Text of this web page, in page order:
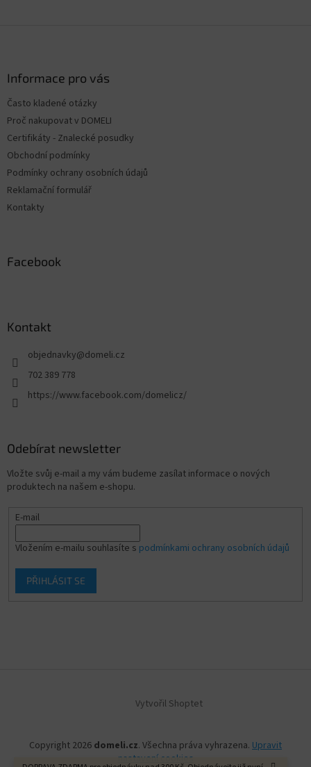
Informace pro vás
Často kladené otázky
Proč nakupovat v DOMELI
Certifikáty - Znalecké posudky
Obchodní podmínky
Podmínky ochrany osobních údajů
Reklamační formulář
Kontakty
Facebook
Kontakt
objednavky@domeli.cz
702 389 778
https://www.facebook.com/domelicz/
Odebírat newsletter
Vložte svůj e-mail a my vám budeme zasílat informace o nových
produktech na našem e-shopu.
E-mail
Vložením e-mailu souhlasíte s podmínkami ochrany osobních údajů
PŘIHLÁSIT SE
Vytvořil Shoptet
Copyright 2026 domeli.cz. Všechna práva vyhrazena. Upravit
nastavení cookies